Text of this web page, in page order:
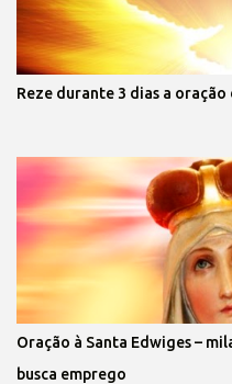
Reze durante 3 dias a
Oração à Santa Edwiges –
busca emprego